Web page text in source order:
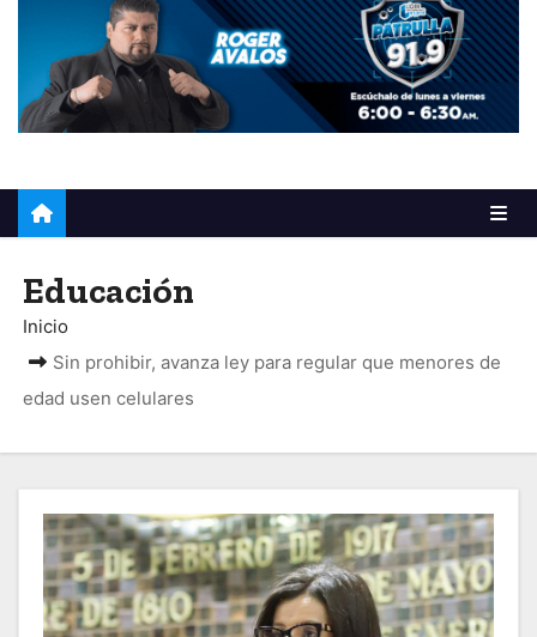
Educación
Inicio
Sin prohibir, avanza ley para regular que menores de
edad usen celulares